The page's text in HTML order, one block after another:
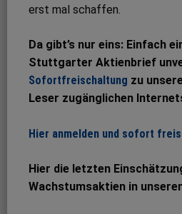
erst mal schaffen.
Da gibt’s nur eins: Einfach
Stuttgarter Aktienbrief
Sofortfreischaltung zu
Leser zugänglichen
Hier anmelden und sofort
Hier die letzten
Wachstumsaktien in